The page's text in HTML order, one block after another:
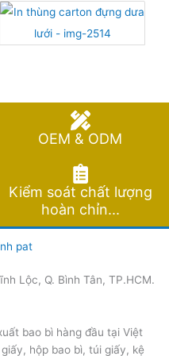
OEM & ODM
Kiểm soát chất lượng
hoàn chỉn...
Lộc, Q. Bình Tân, TP.HCM.
bao bì hàng đầu tại Việt
hộp bao bì, túi giấy, kệ